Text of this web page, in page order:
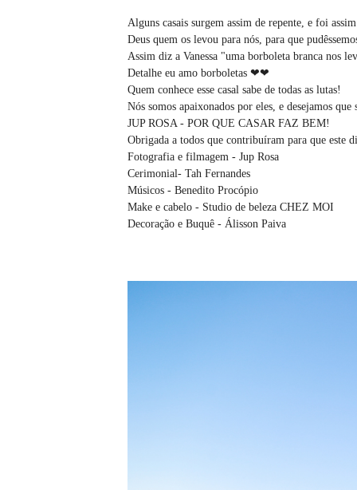
Alguns casais surgem assim de repente, e foi
Deus quem os levou para nós, para que
Assim diz a Vanessa "uma borboleta branca nos
Detalhe eu amo borboletas ❤❤
Quem conhece esse casal sabe de todas as lutas!
Nós somos apaixonados por eles, e desejamos
JUP ROSA - POR QUE CASAR FAZ BEM!
Obrigada a todos que contribuíram para que este
Fotografia e filmagem - Jup Rosa
Cerimonial- Tah Fernandes
Músicos - Benedito Procópio
Make e cabelo - Studio de beleza CHEZ MOI
Decoração e Buquê - Álisson Paiva